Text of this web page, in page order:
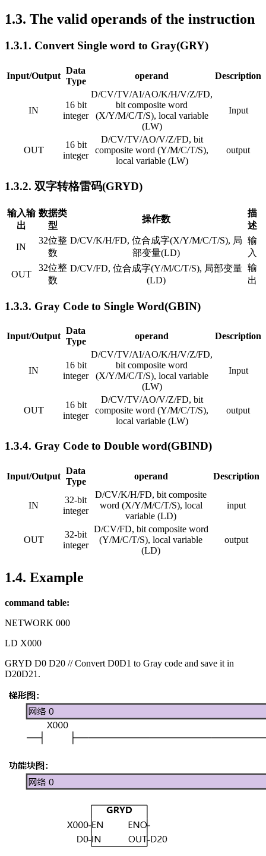
1.3. The valid operands of the instruction
1.3.1. Convert Single word to Gray(GRY)
Input/Output
Data
Type
operand Description
IN
16 bit
integer
D/CV/TV/AI/AO/K/H/V/Z/FD,
bit composite word
(X/Y/M/C/T/S), local variable
(LW)
Input
OUT
16 bit
integer
D/CV/TV/AO/V/Z/FD, bit
composite word (Y/M/C/T/S),
local variable (LW)
output
1.3.2. 双字转格雷码(GRYD)
输入输
出
数据类
型
操作数
描
述
IN
32位整
数
D/CV/K/H/FD, 位合成字(X/Y/M/C/T/S), 局
部变量(LD)
输
入
OUT
32位整
数
D/CV/FD, 位合成字(Y/M/C/T/S), 局部变量
(LD)
输
出
1.3.3. Gray Code to Single Word(GBIN)
Input/Output
Data
Type
operand Description
IN
16 bit
integer
D/CV/TV/AI/AO/K/H/V/Z/FD,
bit composite word
(X/Y/M/C/T/S), local variable
(LW)
Input
OUT
16 bit
integer
D/CV/TV/AO/V/Z/FD, bit
composite word (Y/M/C/T/S),
local variable (LW)
output
1.3.4. Gray Code to Double word(GBIND)
Input/Output
Data
Type
operand Description
IN
32-bit
integer
D/CV/K/H/FD, bit composite
word (X/Y/M/C/T/S), local
variable (LD)
input
OUT
32-bit
integer
D/CV/FD, bit composite word
(Y/M/C/T/S), local variable
(LD)
output
1.4. Example
command table:
NETWORK 000
LD X000
GRYD D0 D20 // Convert D0D1 to Gray code and save it in
D20D21.